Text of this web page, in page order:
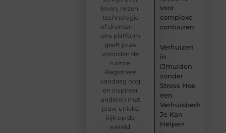
voor
complexe
contouren
Verhuizen
in
IJmuiden
zonder
Stress Hoe
een
Verhuisbedrijf
Je Kan
Helpen
leven, reizen,
technologie
of dromen —
ons platform
geeft jouw
woorden de
ruimte.
Registreer
vandaag nog
en inspireer
anderen met
jouw unieke
kijk op de
wereld.